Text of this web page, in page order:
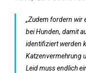
„Zudem fordern wir
bei Hunden, damit
identifiziert werden
Katzenvermehrung
Leid muss endlich